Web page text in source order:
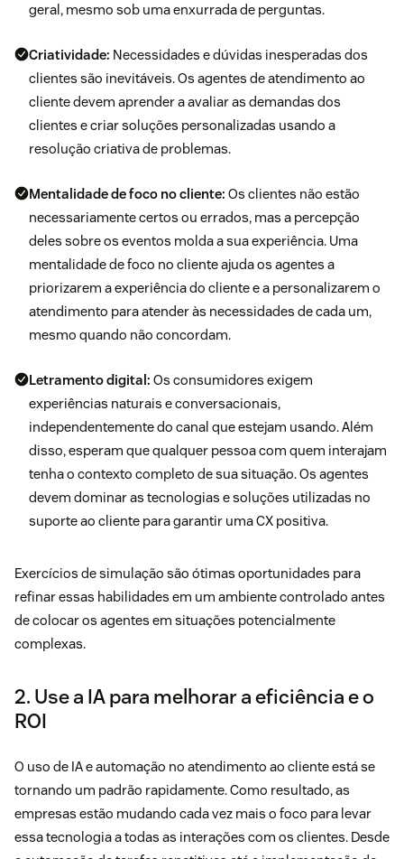
geral, mesmo sob uma enxurrada de perguntas.
Criatividade: Necessidades e dúvidas inesperadas dos
clientes são inevitáveis. Os agentes de atendimento ao
cliente devem aprender a avaliar as demandas dos
clientes e criar soluções personalizadas usando a
resolução criativa de problemas.
Mentalidade de foco no cliente: Os clientes não estão
necessariamente certos ou errados, mas a percepção
deles sobre os eventos molda a sua experiência. Uma
mentalidade de foco no cliente ajuda os agentes a
priorizarem a experiência do cliente e a personalizarem o
atendimento para atender às necessidades de cada um,
mesmo quando não concordam.
Letramento digital: Os consumidores exigem
experiências naturais e conversacionais,
independentemente do canal que estejam usando. Além
disso, esperam que qualquer pessoa com quem interajam
tenha o contexto completo de sua situação. Os agentes
devem dominar as tecnologias e soluções utilizadas no
suporte ao cliente para garantir uma CX positiva.
Exercícios de simulação são ótimas oportunidades para
refinar essas habilidades em um ambiente controlado antes
de colocar os agentes em situações potencialmente
complexas.
2. Use a IA para melhorar a eficiência e o
ROI
O uso de IA e automação no atendimento ao cliente está se
tornando um padrão rapidamente. Como resultado, as
empresas estão mudando cada vez mais o foco para levar
essa tecnologia a todas as interações com os clientes. Desde